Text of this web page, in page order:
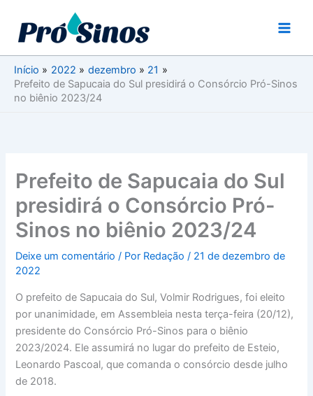
conteúdo
Início
2022 dezembro
21
Prefeito de Sapucaia do Sul presidirá o Consórcio Pró-Sinos
no biênio 2023/24
Prefeito de Sapucaia do Sul
presidirá o Consórcio Pró-
Sinos no biênio 2023/24
Deixe um comentário / Por Redação/ 21 de dezembro de
2022
O prefeito de Sapucaia do Sul, Volmir Rodrigues, foi eleito
por unanimidade, em Assembleia nesta terça-feira (20/12),
presidente do Consórcio Pró-Sinos para o biênio
2023/2024. Ele assumirá no lugar do prefeito de Esteio,
Leonardo Pascoal, que comanda o consórcio desde julho
de 2018.